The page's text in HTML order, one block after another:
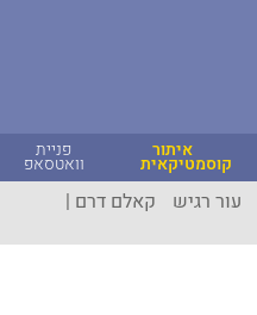
פניית
וואטסאפ
איתור
קוסמטיקאית
עור רגיש קאלם דרם |